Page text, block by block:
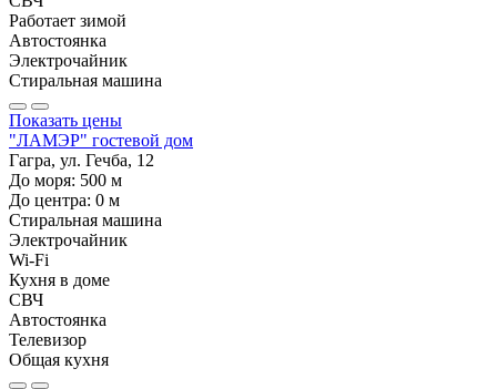
Работает зимой
Автостоянка
Электрочайник
Стиральная машина
Показать цены
"ЛАМЭР" гостевой дом
Гагра, ул. Гечба, 12
До моря: 500 м
До центра: 0 м
Стиральная машина
Электрочайник
Wi-Fi
Кухня в доме
СВЧ
Автостоянка
Телевизор
Общая кухня